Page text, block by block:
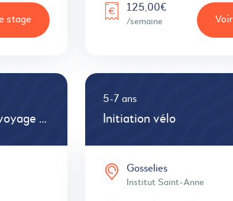
stage
125,00€
/semaine
Mini Kids # Yoyo part en voyage # Multisports # Atelier Créatif
5-7 ans
Initiation vélo
Gosselies
Institut Saint-Anne